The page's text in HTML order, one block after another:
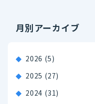
月別アーカイブ
2026 (5)
2025 (27)
2024 (31)